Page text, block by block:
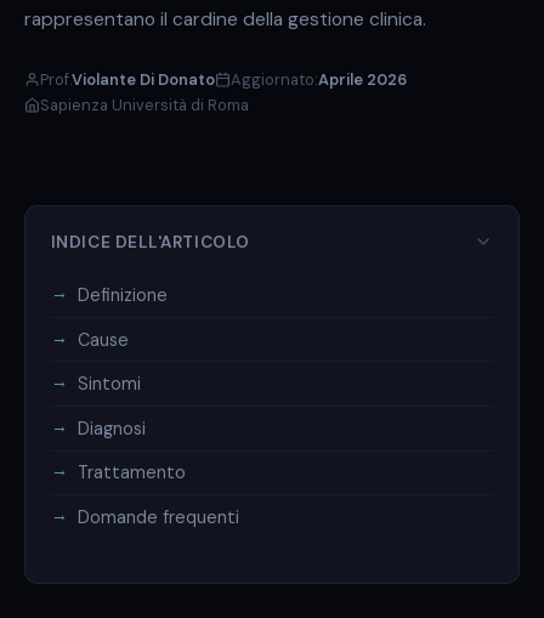
rappresentano il cardine della gestione clinica.
Prof.Violante Di Donato Aggiornato:Aprile 2026
Sapienza Università di Roma
INDICE DELL'ARTICOLO
Definizione
Cause
Sintomi
Diagnosi
Trattamento
Domande frequenti